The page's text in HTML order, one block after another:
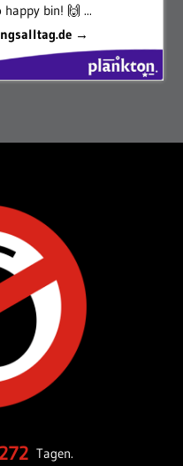
bin! 🙌 ...
→
Tagen.